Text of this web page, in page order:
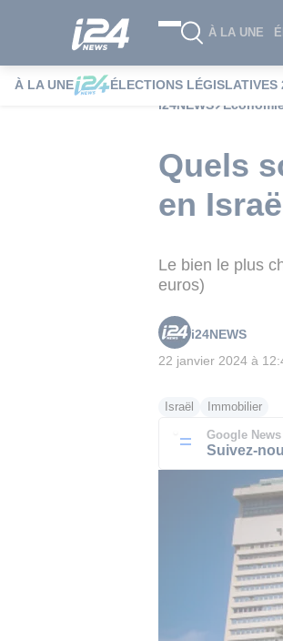
À LA UNE
À LA UNE ÉLECTIONS LÉGISLATIVES
i24NEWS
Quels
en
Le bien le plus
euros)
i24NEWS
22 janvier 2024 à
Israël Immobilier
Google News
Suivez-